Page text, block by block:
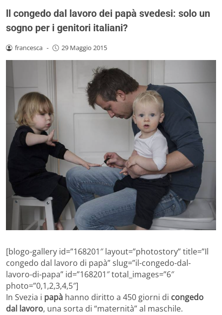
ll congedo dal lavoro dei papà svedesi: solo un
sogno per i genitori italiani?
francesca - 29 Maggio 2015
[blogo-gallery id=”168201″ layout=”photostory” title=”Il
congedo dal lavoro di papà” slug=”il-congedo-dal-
lavoro-di-papa” id=”168201″ total_images=”6″
photo=”0,1,2,3,4,5″]
In Svezia i papà hanno diritto a 450 giorni di congedo
dal lavoro, una sorta di “maternità” al maschile.